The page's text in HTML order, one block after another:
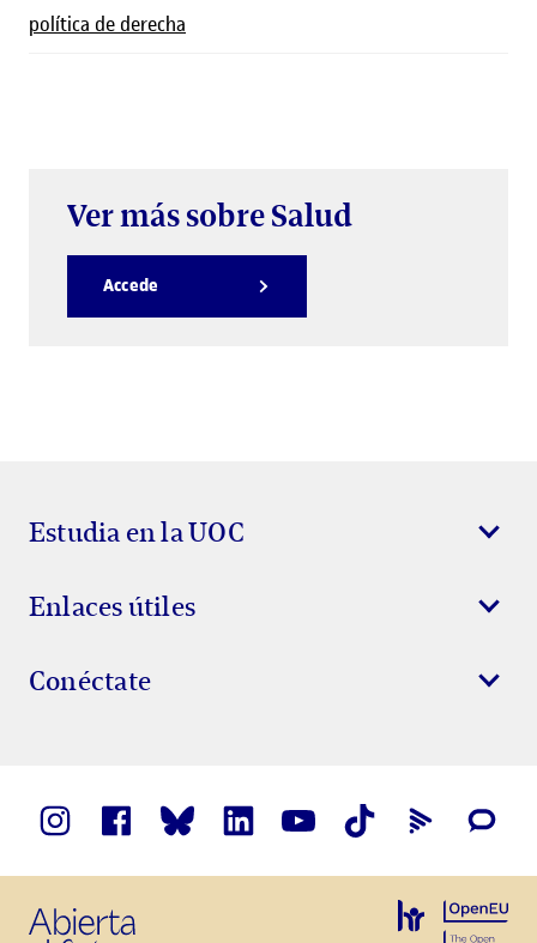
política de derecha
Ver más sobre Salud
Accede
Estudia en la UOC
Enlaces útiles
Conéctate